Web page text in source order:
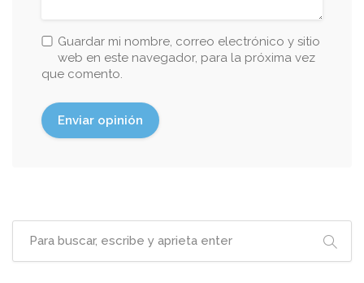
Guardar mi nombre, correo electrónico y sitio
web en este navegador, para la próxima vez
que comento.